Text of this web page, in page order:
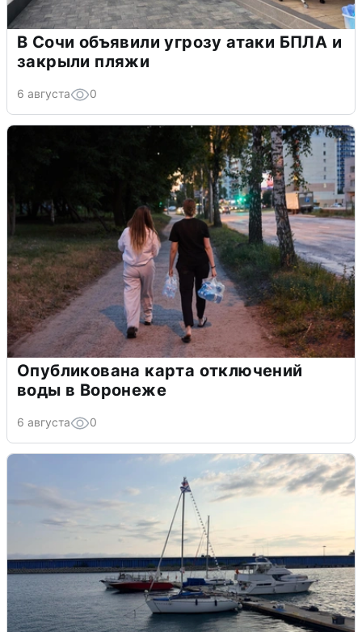
В Сочи объявили угрозу атаки БПЛА и
закрыли пляжи
6 августа 0
Опубликована карта отключений
воды в Воронеже
6 августа 0